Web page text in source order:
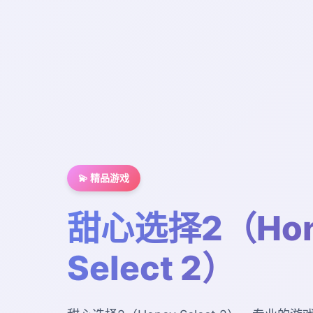
💫 精品游戏
甜心选择2（
Select 2）